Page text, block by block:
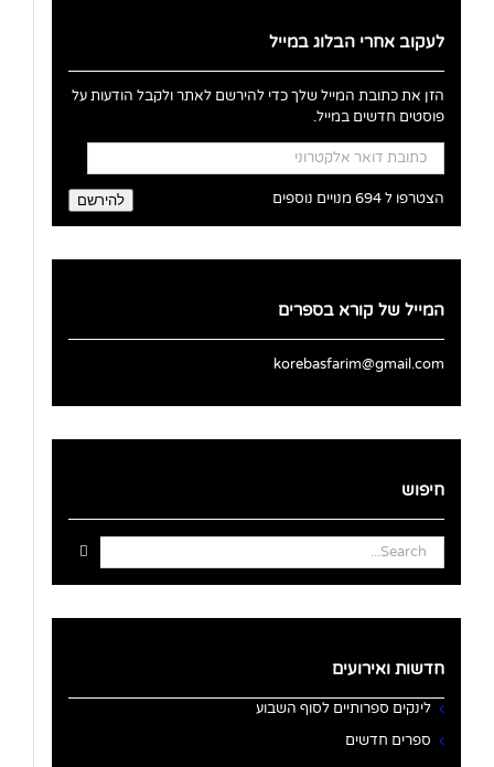
לעקוב אחרי הבלוג במייל
הזן את כתובת המייל שלך כדי להירשם לאתר ולקבל הודעות על
פוסטים חדשים במייל.
כתובת
דואר
אלקטרוני
להירשם הצטרפו ל 694 מנויים נוספים
המייל של קורא בספרים
korebasfarim@gmail.com
חיפוש
Search
for:
חדשות ואירועים
לינקים ספרותיים לסוף השבוע
ספרים חדשים